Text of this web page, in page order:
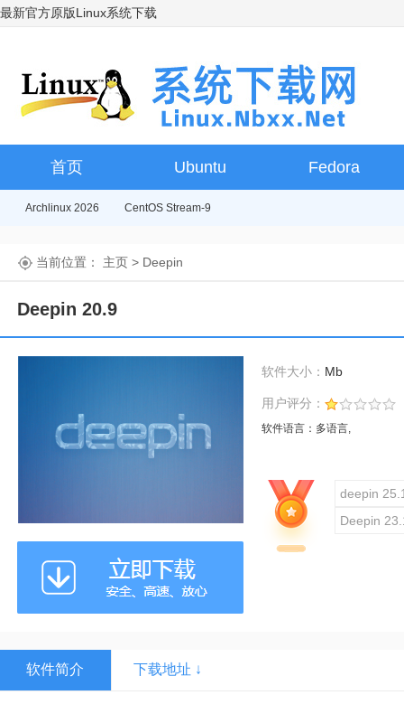
最新官方原版Linux系统下载
首页 Ubuntu Fedora
Archlinux 2026 CentOS Stream-9
当前位置： 主页 > Deepin
Deepin 20.9
软件大小： Mb
用户评分：
软件语言： 多语言,
deepin
Deepin
软件简介 下载地址 ↓